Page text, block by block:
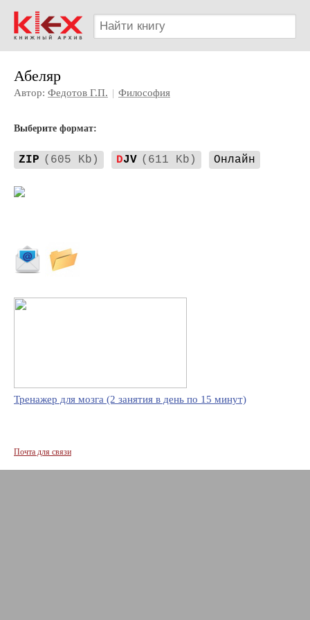
Абеляр
Автор: Федотов Г.П. | Философия
Выберите формат:
ZIP (605 Kb) DJV (611 Kb) Онлайн
Тренажер для мозга (2 занятия в день по 15 минут)
Почта для связи